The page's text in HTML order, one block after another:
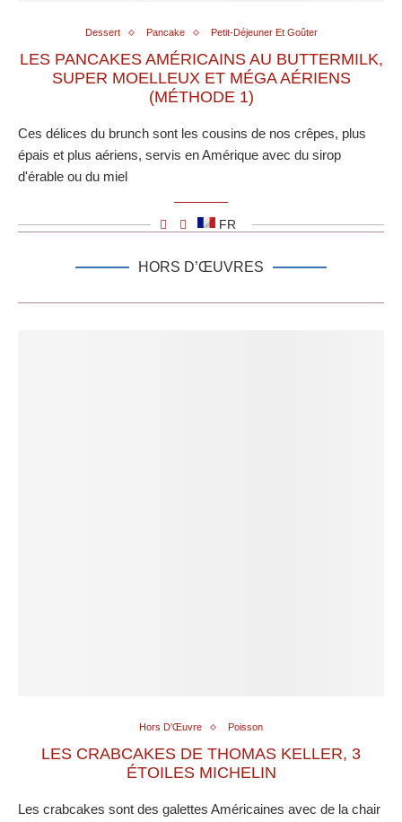
Dessert Pancake Petit-Déjeuner Et Goûter
LES PANCAKES AMÉRICAINS AU BUTTERMILK,
SUPER MOELLEUX ET MÉGA AÉRIENS
(MÉTHODE 1)
Ces délices du brunch sont les cousins de nos crêpes, plus
épais et plus aériens, servis en Amérique avec du sirop
d'érable ou du miel
FR
HORS D’ŒUVRES
Hors D’Œuvre Poisson
LES CRABCAKES DE THOMAS KELLER, 3
ÉTOILES MICHELIN
Les crabcakes sont des galettes Américaines avec de la chair